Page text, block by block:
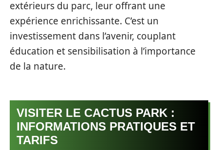
extérieurs du parc, leur offrant une
expérience enrichissante. C’est un
investissement dans l’avenir, couplant
éducation et sensibilisation à l’importance
de la nature.
VISITER LE CACTUS PARK :
INFORMATIONS PRATIQUES ET
TARIFS